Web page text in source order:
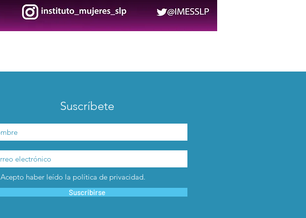
Suscríbete
Acepto haber leído la política de privacidad.
Suscribirse